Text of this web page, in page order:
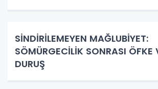
SİNDİRİLEMEYEN MAĞLUBİYET:
SÖMÜRGECİLİK SONRASI ÖFKE
DURUŞ